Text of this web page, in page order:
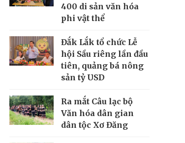
400 di sản văn hóa
phi vật thể
Đắk Lắk tổ chức Lễ
hội Sầu riêng lần đầu
tiên, quảng bá nông
sản tỷ USD
Ra mắt Câu lạc bộ
Văn hóa dân gian
dân tộc Xơ Đăng